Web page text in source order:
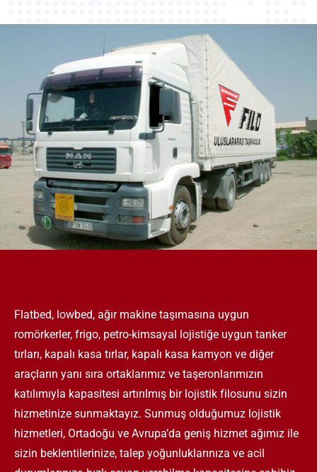
Flatbed, lowbed, ağır makine taşımasına uygun
romörkerler, frigo, petro-kimsayal lojistiğe uygun tanker
tırları, kapalı kasa tırlar, kapalı kasa kamyon ve diğer
araçların yanı sıra ortaklarımız ve taşeronlarımızın
katılımıyla kapasitesi artırılmış bir lojistik filosunu sizin
hizmetinize sunmaktayız. Sunmuş olduğumuz lojistik
hizmetleri, Ortadoğu ve Avrupa’da geniş hizmet ağımız ile
sizin beklentilerinize, talep yoğunluklarınıza ve acil